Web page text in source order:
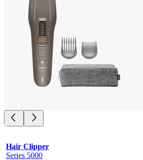
Hair Clipper
Series 5000